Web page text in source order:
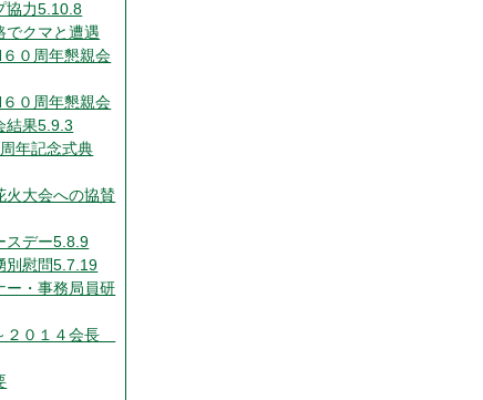
協力5.10.8
でクマと遭遇
０周年懇親会
０周年懇親会
結果5.9.3
年記念式典
火大会への協賛
スデー5.8.9
別慰問5.7.19
ー・事務局員研
２０１４会長